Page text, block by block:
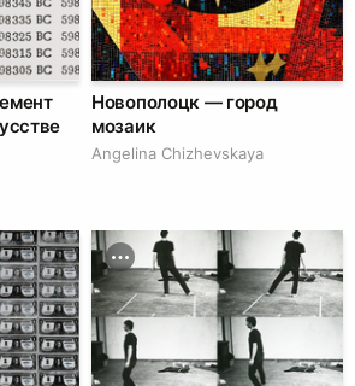
Новополоцк — город
мозаик
Angelina Chizhevskaya